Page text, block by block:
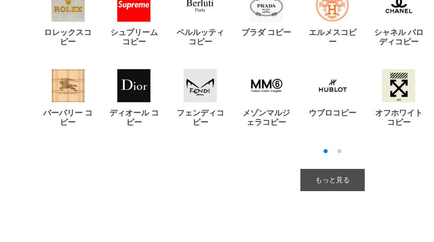
ロレックスコ
ピー
シュプリーム
コピー
ベルルッティ
コピー
プラダ コピー
エルメスコピ
ー
シャネル パロ
ディコピー
バーバリー コ
ピー
ディオール コ
ピー
フェンディコ
ピー
メゾンマルジ
ェラコピー
ウブロコピー
オフホワイト
コピー
もっと見る